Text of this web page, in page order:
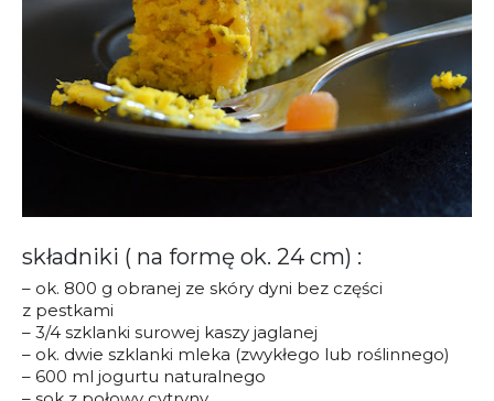
składniki ( na formę ok. 24 cm) :
– ok. 800 g obranej ze skóry dyni bez części
z pestkami
– 3/4 szklanki surowej kaszy jaglanej
– ok. dwie szklanki mleka (zwykłego lub roślinnego)
– 600 ml jogurtu naturalnego